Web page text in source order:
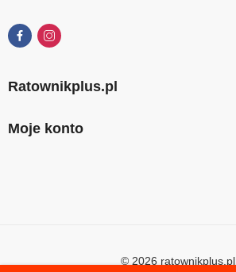
Ratownikplus.pl
Moje konto
© 2026 ratownikplus.pl